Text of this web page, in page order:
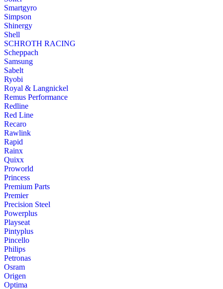
Smartgyro
Simpson
Shinergy
Shell
SCHROTH RACING
Scheppach
Samsung
Sabelt
Ryobi
Royal & Langnickel
Remus Performance
Redline
Red Line
Recaro
Rawlink
Rapid
Rainx
Quixx
Proworld
Princess
Premium Parts
Premier
Precision Steel
Powerplus
Playseat
Pintyplus
Pincello
Philips
Petronas
Osram
Origen
Optima